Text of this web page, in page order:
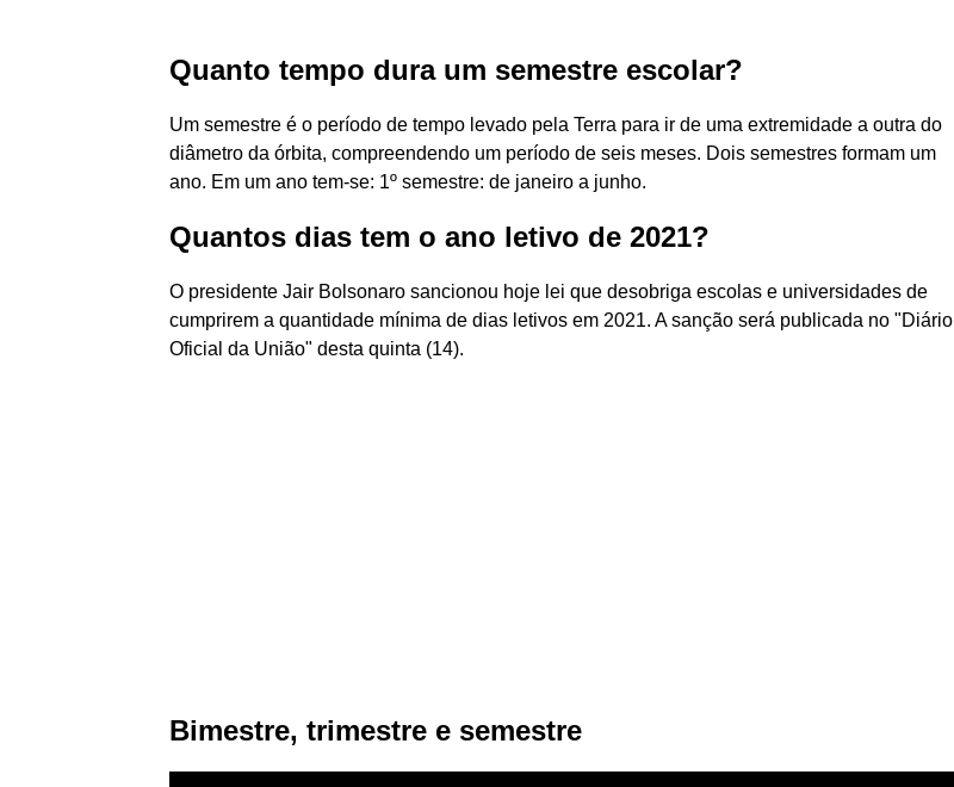
Quanto tempo dura um semestre escolar?
Um semestre é o período de tempo levado pela Terra para ir de uma extremidade a outra do
diâmetro da órbita, compreendendo um período de seis meses. Dois semestres formam um
ano. Em um ano tem-se: 1º semestre: de janeiro a junho.
Quantos dias tem o ano letivo de 2021?
O presidente Jair Bolsonaro sancionou hoje lei que desobriga escolas e universidades de
cumprirem a quantidade mínima de dias letivos em 2021. A sanção será publicada no "Diário
Oficial da União" desta quinta (14).
Bimestre, trimestre e semestre